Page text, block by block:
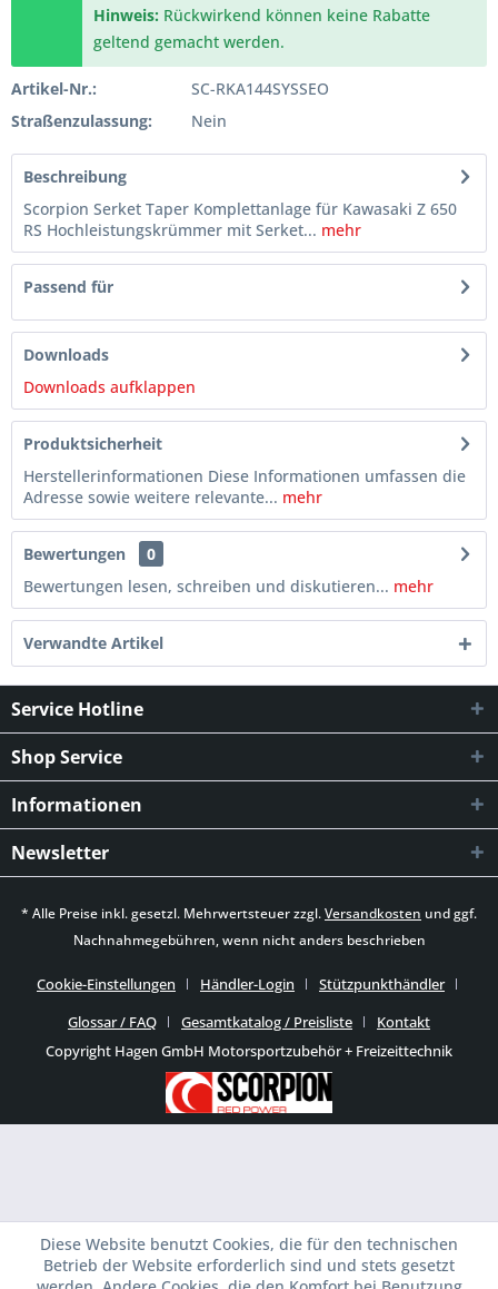
Hinweis: Rückwirkend können keine Rabatte
geltend gemacht werden.
Artikel-Nr.:
SC-RKA144SYSSEO
Straßenzulassung:
Nein
Beschreibung
Scorpion Serket Taper Komplettanlage für Kawasaki Z 650
RS Hochleistungskrümmer mit Serket... mehr
Passend für
Downloads
Downloads aufklappen
Produktsicherheit
Herstellerinformationen Diese Informationen umfassen die
Adresse sowie weitere relevante... mehr
Bewertungen
0
Bewertungen lesen, schreiben und diskutieren... mehr
Verwandte Artikel
Service Hotline
Shop Service
Informationen
Newsletter
* Alle Preise inkl. gesetzl. Mehrwertsteuer zzgl.Versandkosten und ggf.
Nachnahmegebühren, wenn nicht anders beschrieben
Cookie-Einstellungen Händler-Login
Stützpunkthändler
Glossar / FAQ
Gesamtkatalog / Preisliste
Kontakt
Copyright Hagen GmbH Motorsportzubehör + Freizeittechnik
Diese Website benutzt Cookies, die für den technischen
Betrieb der Website erforderlich sind und stets gesetzt